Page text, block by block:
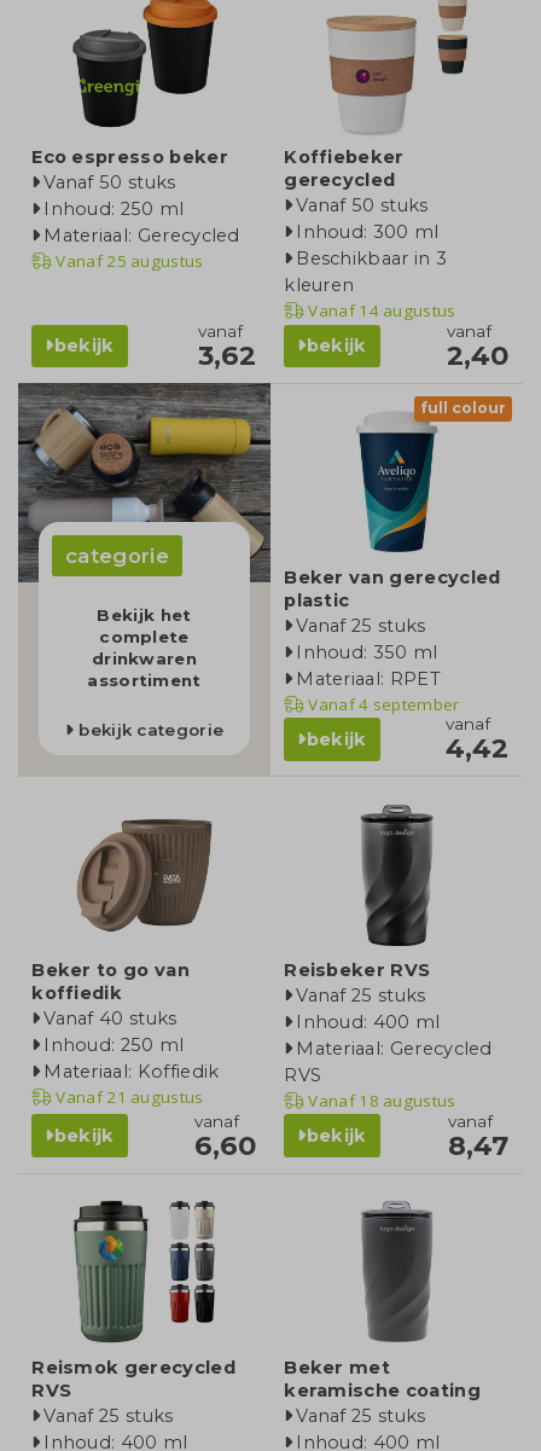
Eco espresso beker
Vanaf 50 stuks
Inhoud: 250 ml
Materiaal: Gerecycled
Vanaf25 augustus
bekijk
vanaf
3,62
Koffiebeker
gerecycled
Vanaf 50 stuks
Inhoud: 300 ml
Beschikbaar in 3
kleuren
Vanaf14 augustus
bekijk
vanaf
2,40
categorie
Bekijk het
complete
drinkwaren
assortiment
bekijk categorie
full colour
Beker van gerecycled
plastic
Vanaf 25 stuks
Inhoud: 350 ml
Materiaal: RPET
Vanaf4 september
bekijk
vanaf
4,42
Beker to go van
koffiedik
Vanaf 40 stuks
Inhoud: 250 ml
Materiaal: Koffiedik
Vanaf21 augustus
bekijk
vanaf
6,60
Reisbeker RVS
Vanaf 25 stuks
Inhoud: 400 ml
Materiaal: Gerecycled
RVS
Vanaf18 augustus
bekijk
vanaf
8,47
Reis­mok gerecycled
RVS
Vanaf 25 stuks
Inhoud: 400 ml
Beker met
keramische coating
Vanaf 25 stuks
Inhoud: 400 ml